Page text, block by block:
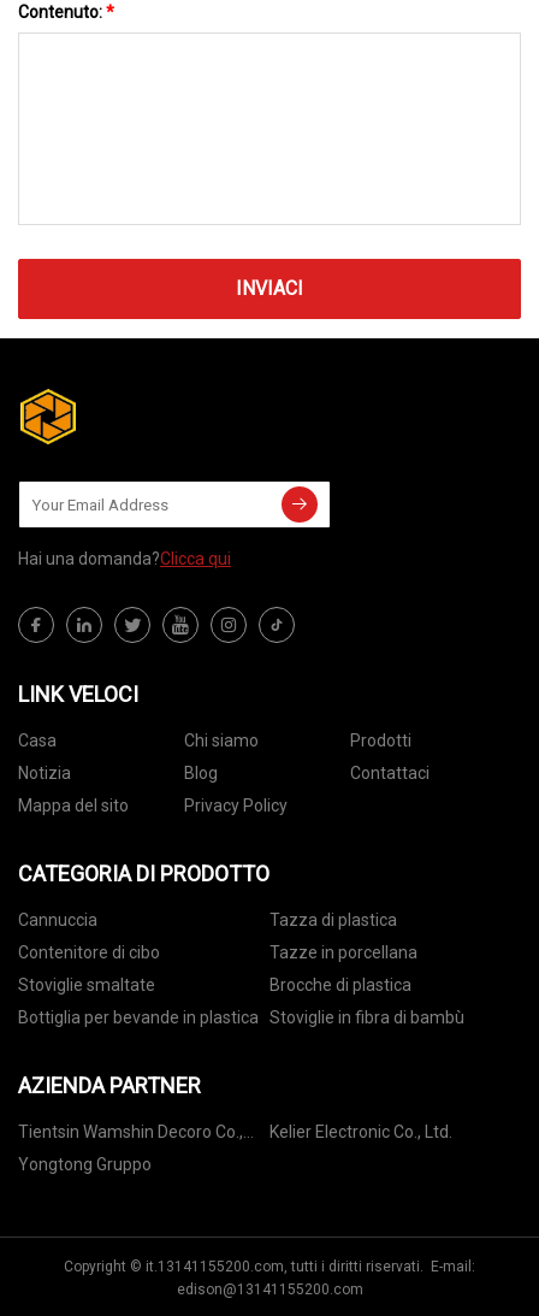
Contenuto:*
INVIACI
Hai una domanda?Clicca qui
LINK VELOCI
Casa Chi siamo
Prodotti
Notizia
Blog
Contattaci
Mappa del sito
Privacy Policy
CATEGORIA DI PRODOTTO
Cannuccia
Tazza di plastica
Contenitore di cibo
Tazze in porcellana
Stoviglie smaltate
Brocche di plastica
Bottiglia per bevande in plastica
Stoviglie in fibra di bambù
AZIENDA PARTNER
Tientsin Wamshin Decoro Co.,
Ltd
Kelier Electronic Co., Ltd.
Yongtong Gruppo
Copyright © it.13141155200.com, tutti i diritti riservati. E-mail:
edison@13141155200.com